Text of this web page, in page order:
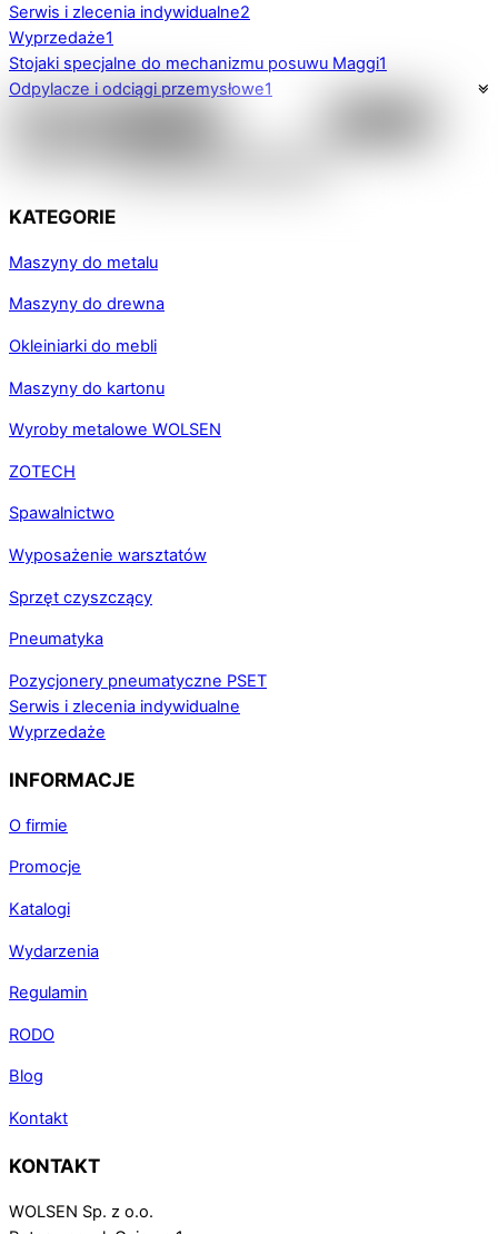
Serwis i zlecenia indywidualne2
Wyprzedaże1
Stojaki specjalne do mechanizmu posuwu Maggi1
Odpylacze i odciągi przemysłowe1
KATEGORIE
Maszyny do metalu
Maszyny do drewna
Okleiniarki do mebli
Maszyny do kartonu
Wyroby metalowe WOLSEN
ZOTECH
Spawalnictwo
Wyposażenie warsztatów
Sprzęt czyszczący
Pneumatyka
Pozycjonery pneumatyczne PSET
Serwis i zlecenia indywidualne
Wyprzedaże
INFORMACJE
O firmie
Promocje
Katalogi
Wydarzenia
Regulamin
RODO
Blog
Kontakt
KONTAKT
WOLSEN Sp. z o.o.